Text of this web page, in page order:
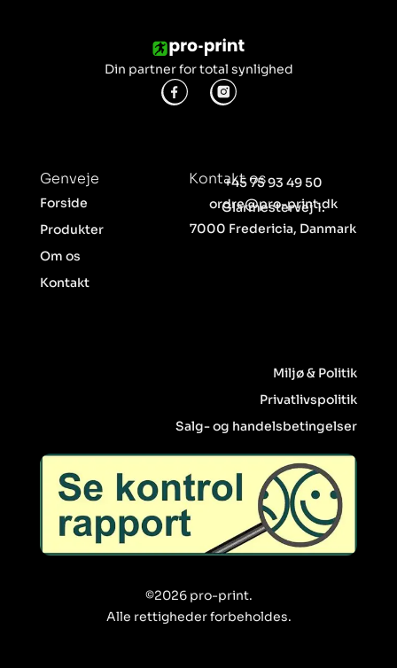
Din partner for total synlighed
Genveje
Forside
Produkter
Om os
Kontakt
Kontakt os
+45 75 93 49 50
ordre@pro-print.dk
Glarmestervej 1.
7000 Fredericia, Danmark
Miljø & Politik
Privatlivspolitik
Salg- og handelsbetingelser
©2026 pro-print.
Alle rettigheder forbeholdes.